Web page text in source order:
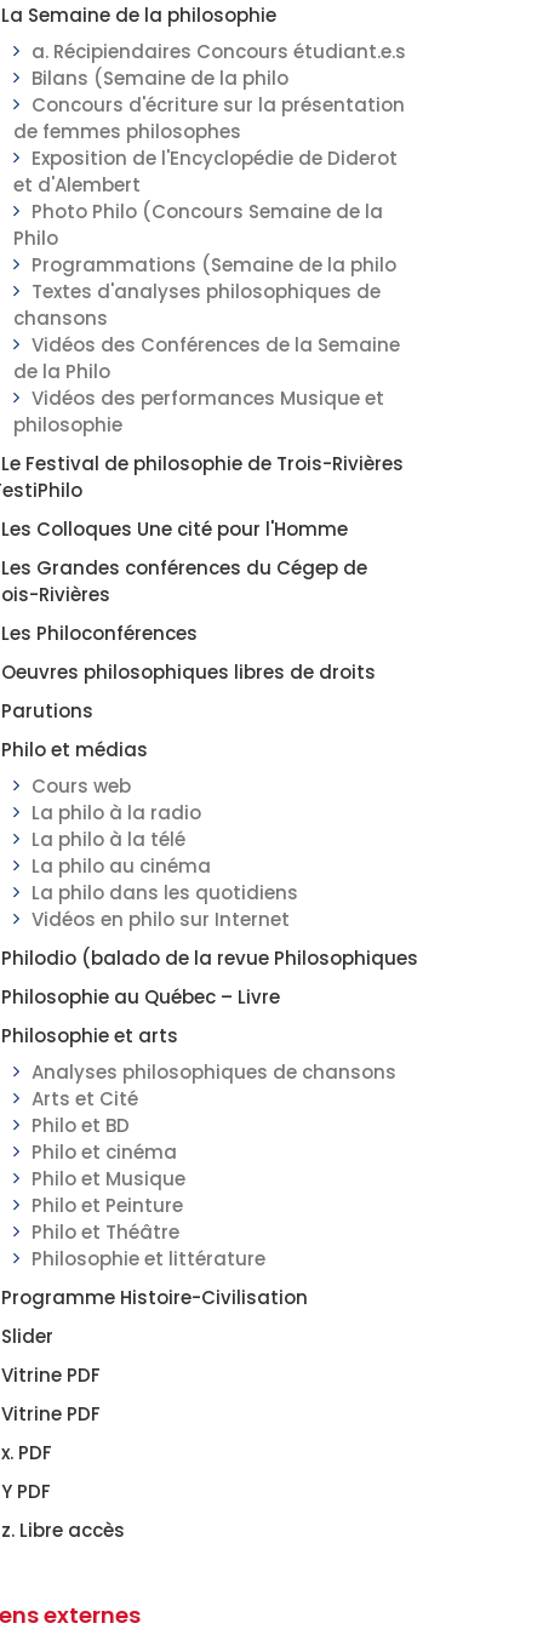
La Semaine de la philosophie
a. Récipiendaires Concours étudiant.e.s
Bilans (Semaine de la philo
Concours d'écriture sur la présentation
de femmes philosophes
Exposition de l'Encyclopédie de Diderot
et d'Alembert
Photo Philo (Concours Semaine de la
Philo
Programmations (Semaine de la philo
Textes d'analyses philosophiques de
chansons
Vidéos des Conférences de la Semaine
de la Philo
Vidéos des performances Musique et
philosophie
Le Festival de philosophie de Trois-Rivières
Les Colloques Une cité pour l'Homme
Les Grandes conférences du Cégep de
Rivières
Les Philoconférences
Oeuvres philosophiques libres de droits
Parutions
Philo et médias
Cours web
La philo à la radio
La philo à la télé
La philo au cinéma
La philo dans les quotidiens
Vidéos en philo sur Internet
Philodio (balado de la revue Philosophiques
Philosophie au Québec – Livre
Philosophie et arts
Analyses philosophiques de chansons
Arts et Cité
Philo et BD
Philo et cinéma
Philo et Musique
Philo et Peinture
Philo et Théâtre
Philosophie et littérature
Programme Histoire-Civilisation
Slider
Vitrine PDF
Vitrine PDF
x. PDF
Y PDF
z. Libre accès
externes